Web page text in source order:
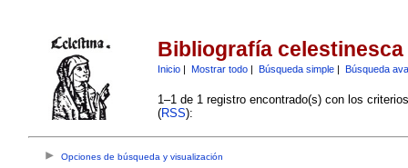
Bibliografía celestinesca
Inicio| Mostrar todo| Búsqueda simple| Búsqueda
1–1 de 1 registro encontrado(s) con los
(RSS):
Opciones de búsqueda y visualización